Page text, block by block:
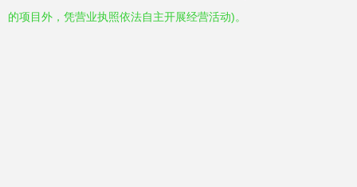
的项目外，凭营业执照依法自主开展经营活动)。